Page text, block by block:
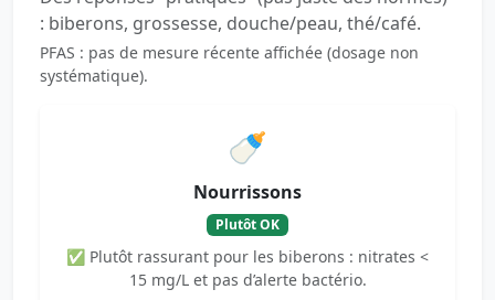
: biberons, grossesse, douche/peau, thé/café.
PFAS : pas de mesure récente affichée (dosage non
systématique).
🍼
Nourrissons
Plutôt OK
✅ Plutôt rassurant pour les biberons : nitrates <
15 mg/L et pas d’alerte bactério.